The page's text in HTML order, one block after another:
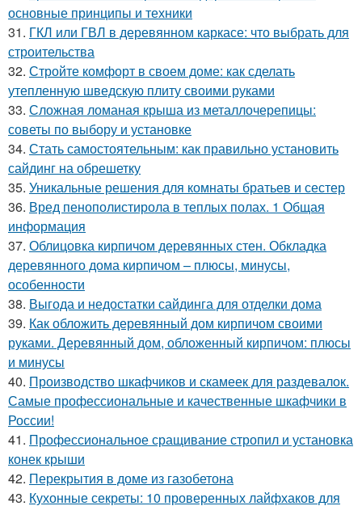
основные принципы и техники
31. ГКЛ или ГВЛ в деревянном каркасе: что выбрать для
строительства
32. Стройте комфорт в своем доме: как сделать
утепленную шведскую плиту своими руками
33. Сложная ломаная крыша из металлочерепицы:
советы по выбору и установке
34. Стать самостоятельным: как правильно установить
сайдинг на обрешетку
35. Уникальные решения для комнаты братьев и сестер
36. Вред пенополистирола в теплых полах. 1 Общая
информация
37. Облицовка кирпичом деревянных стен. Обкладка
деревянного дома кирпичом – плюсы, минусы,
особенности
38. Выгода и недостатки сайдинга для отделки дома
39. Как обложить деревянный дом кирпичом своими
руками. Деревянный дом, обложенный кирпичом: плюсы
и минусы
40. Производство шкафчиков и скамеек для раздевалок.
Самые профессиональные и качественные шкафчики в
России!
41. Профессиональное сращивание стропил и установка
конек крыши
42. Перекрытия в доме из газобетона
43. Кухонные секреты: 10 проверенных лайфхаков для